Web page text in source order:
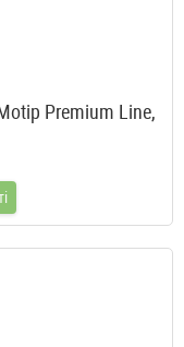
Premium Line,